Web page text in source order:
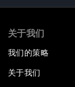
关于我们
我们的策略
关于我们